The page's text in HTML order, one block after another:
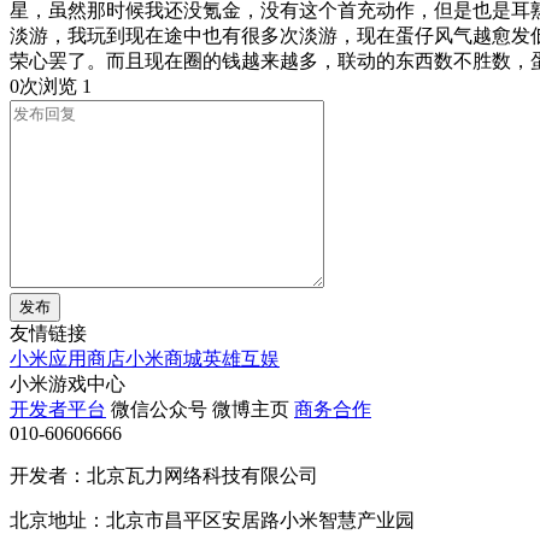
星，虽然那时候我还没氪金，没有这个首充动作，但是也是
淡游，我玩到现在途中也有很多次淡游，现在蛋仔风气越愈
荣心罢了。而且现在圈的钱越来越多，联动的东西数不胜数
0次浏览 1
发布
友情链接
小米应用商店小米商城英雄互娱
小米游戏中心
开发者平台 微信公众号 微博主页 商务合作
010-60606666
开发者：北京瓦力网络科技有限公司
北京地址：北京市昌平区安居路小米智慧产业园